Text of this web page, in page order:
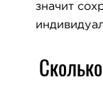
значит